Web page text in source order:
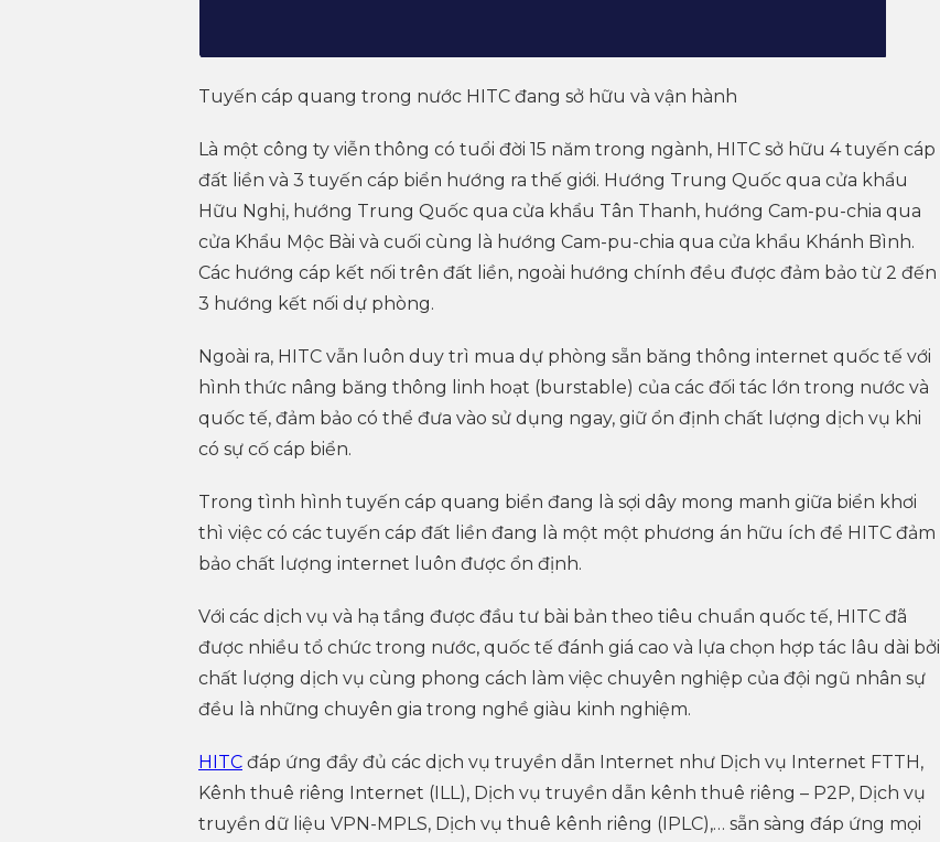
Tuyến cáp quang trong nước HITC đang sở hữu và vận hành
Là một công ty viễn thông có tuổi đời 15 năm trong ngành, HITC sở hữu 4 tuyến cáp
đất liền và 3 tuyến cáp biển hướng ra thế giới. Hướng Trung Quốc qua cửa khẩu
Hữu Nghị, hướng Trung Quốc qua cửa khẩu Tân Thanh, hướng Cam-pu-chia qua
cửa Khẩu Mộc Bài và cuối cùng là hướng Cam-pu-chia qua cửa khẩu Khánh Bình.
Các hướng cáp kết nối trên đất liền, ngoài hướng chính đều được đảm bảo từ 2 đến
3 hướng kết nối dự phòng.
Ngoài ra, HITC vẫn luôn duy trì mua dự phòng sẵn băng thông internet quốc tế với
hình thức nâng băng thông linh hoạt (burstable) của các đối tác lớn trong nước và
quốc tế, đảm bảo có thể đưa vào sử dụng ngay, giữ ổn định chất lượng dịch vụ khi
có sự cố cáp biển.
Trong tình hình tuyến cáp quang biển đang là sợi dây mong manh giữa biển khơi
thì việc có các tuyến cáp đất liền đang là một một phương án hữu ích để HITC đảm
bảo chất lượng internet luôn được ổn định.
Với các dịch vụ và hạ tầng được đầu tư bài bản theo tiêu chuẩn quốc tế, HITC đã
được nhiều tổ chức trong nước, quốc tế đánh giá cao và lựa chọn hợp tác lâu dài bởi
chất lượng dịch vụ cùng phong cách làm việc chuyên nghiệp của đội ngũ nhân sự
đều là những chuyên gia trong nghề giàu kinh nghiệm.
HITC đáp ứng đầy đủ các dịch vụ truyền dẫn Internet như Dịch vụ Internet FTTH,
Kênh thuê riêng Internet (ILL), Dịch vụ truyền dẫn kênh thuê riêng – P2P, Dịch vụ
truyền dữ liệu VPN-MPLS, Dịch vụ thuê kênh riêng (IPLC),… sẵn sàng đáp ứng mọi